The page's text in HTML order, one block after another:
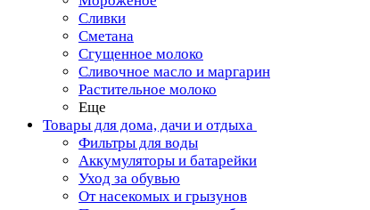
Сливки
Сметана
Сгущенное молоко
Сливочное масло и маргарин
Растительное молоко
Еще
Товары для дома, дачи и отдыха
Фильтры для воды
Аккумуляторы и батарейки
Уход за обувью
От насекомых и грызунов